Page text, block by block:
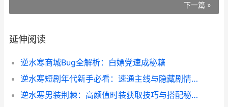
下一篇 »
延伸阅读
逆水寒商城Bug全解析：白嫖党速成秘籍
逆水寒短剧年代新手必看：速通主线与隐藏剧情全解析
逆水寒男装荆棘：高颜值时装获取技巧与搭配秘籍